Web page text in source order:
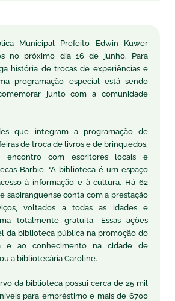
Municipal Prefeito Edwin Kuwer
no próximo dia 16 de junho. Para
história de trocas de experiências e
programação especial está sendo
junto com a comunidade
que integram a programação de
de troca de livros e de brinquedos,
encontro com escritores locais e
Barbie. “A biblioteca é um espaço
à informação e à cultura. Há 62
sapiranguense conta com a prestação
voltados a todas as idades e
totalmente gratuita. Essas ações
da biblioteca pública na promoção do
e ao conhecimento na cidade de
a bibliotecária Caroline.
da biblioteca possui cerca de 25 mil
para empréstimo e mais de 6700